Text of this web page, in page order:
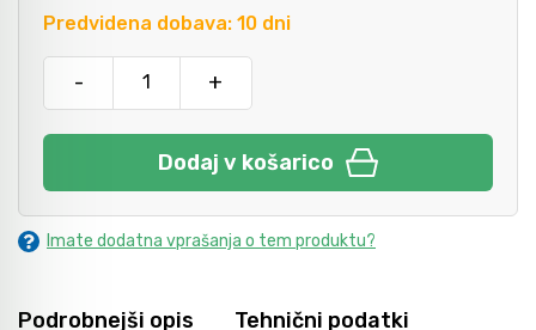
Predvidena dobava: 10 dni
- +
Dodaj v košarico
Imate dodatna vprašanja o tem produktu?
Podrobnejši opis Tehnični podatki